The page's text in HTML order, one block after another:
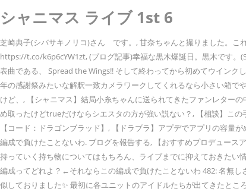
シャニマス ライブ 1st 6
芝崎典子(シバサキノリコ)さん です。, 甘奈ちゃんと撮りました。こ
https://t.co/k6p6cYW1zt, (ブログ記事)幸福な黒木爆誕日。黒木です。
表曲である、 Spread the Wings!! そして終わってから初めてウイン
年の感謝祭みたいな解釈一致カメラワークしてくれるなら小さい箱
けど、, 【シャニマス】結局小糸ちゃんに送られてきたファンレター
め取ったけどtrueだけならシエスタの方が強い説ない？, 【相談】こ
【コード：ドラゴンブラッド】, 【ドラブラ】アプデでアプリの容
編成で負けたことないわ. ブログを報告する, 【おすすめプロデュー
持っていく持ち物についてはもちろん、ライブまでに抑えておきた
編成ってどれよ？←それならこの編成で負けたことないわ 482: 名無
似しておりました✨ 最初に各ユニットのアイドルたちが出てきたと